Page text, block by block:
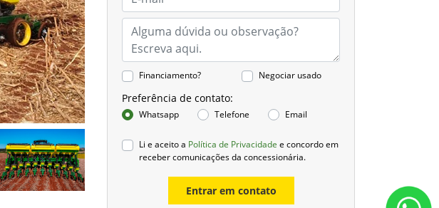
Financiamento? Negociar usado
Preferência de contato:
Whatsapp Telefone Email
Li e aceito a Política de Privacidade e concordo em
receber comunicações da concessionária.
Entrar em contato